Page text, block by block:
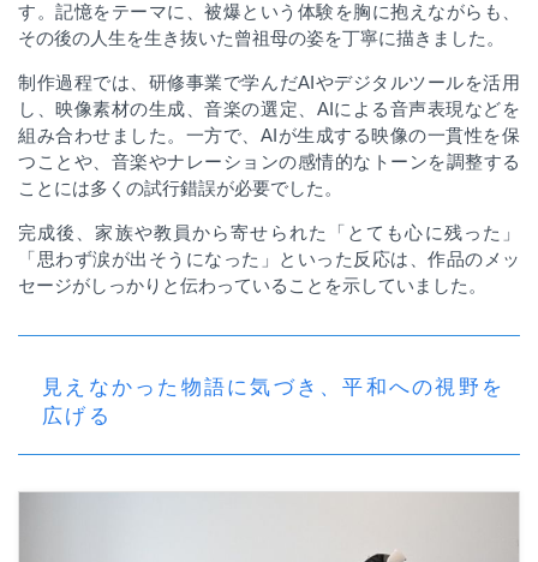
す。記憶をテーマに、被爆という体験を胸に抱えながらも、
その後の人生を生き抜いた曾祖母の姿を丁寧に描きました。
制作過程では、研修事業で学んだAIやデジタルツールを活用
し、映像素材の生成、音楽の選定、 AIによる音声表現などを
組み合わせました。一方で、 AIが生成する映像の一貫性を保
つことや、音楽やナレーションの感情的なトーンを調整する
ことには多くの試行錯誤が必要でした。
完成後、家族や教員から寄せられた「とても心に残った」
「思わず涙が出そうになった」といった反応は、作品のメッ
セージがしっかりと伝わっていることを示していました。
見えなかった物語に気づき、平和への視野を
広げる